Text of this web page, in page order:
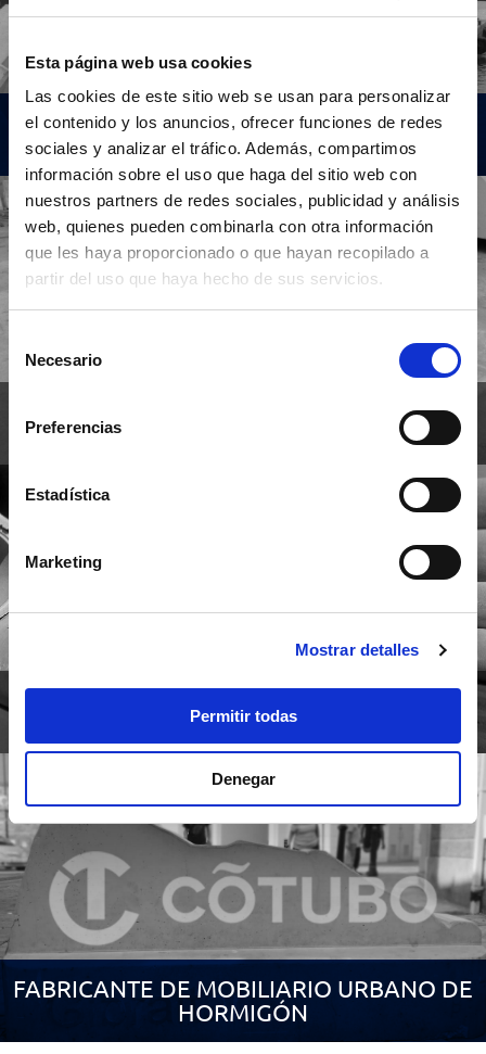
Esta página web usa cookies
Las cookies de este sitio web se usan para personalizar
el contenido y los anuncios, ofrecer funciones de redes
sociales y analizar el tráfico. Además, compartimos
información sobre el uso que haga del sitio web con
nuestros partners de redes sociales, publicidad y análisis
web, quienes pueden combinarla con otra información
que les haya proporcionado o que hayan recopilado a
partir del uso que haya hecho de sus servicios.
Necesario
Preferencias
Estadística
Marketing
Mostrar detalles
Permitir todas
Denegar
FABRICANTES DE PREFABRICADOS DE
HORMIGÓN PARA OBRA MARÍTIMA
FABRICANTES DE PREFABRICADOS DE
HORMIGÓN PARA OBRA CIVIL
HORMIGÓN
FABRICANTE DE MOBILIARIO URBANO DE
HORMIGÓN